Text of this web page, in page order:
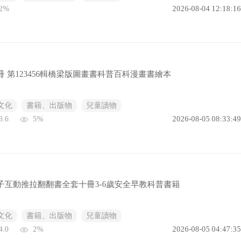
2026-08-04 12:18:16
第123456輯橋梁版圖畫書科普百科漫畫書繪本
化 書籍、出版物
兒童讀物
5% 2026-08-05 08:33:49
互動推拉翻翻書全套十冊3-6歲安全早教科普書籍
化 書籍、出版物
兒童讀物
2% 2026-08-05 04:47:35